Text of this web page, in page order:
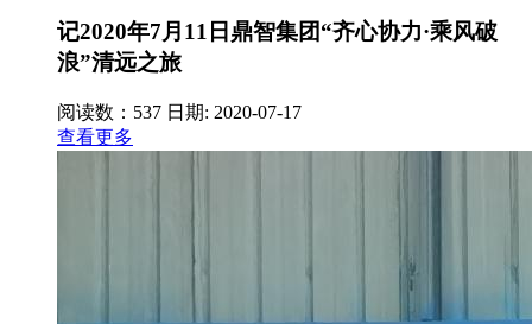
记2020年7月11日鼎智集团“齐心协力·乘风破
浪”清远之旅
阅读数：537 日期: 2020-07-17
查看更多